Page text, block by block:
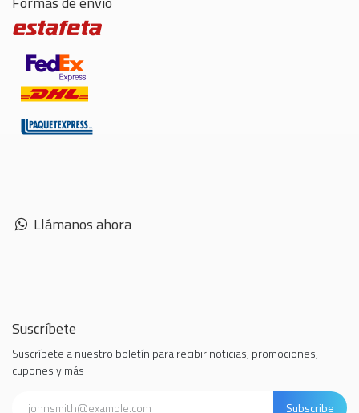
Llámanos ahora
Suscríbete
Suscríbete a nuestro boletín para recibir noticias, promociones,
cupones y más
Subscribe